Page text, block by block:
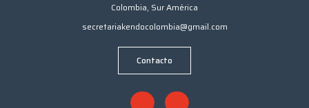
Colombia, Sur América
secretariakendocolombia@gmail.com
Contacto